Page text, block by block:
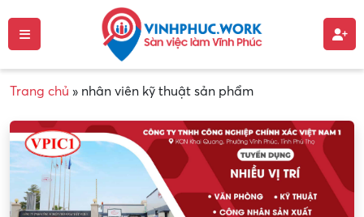
Trang chủ » nhân viên kỹ thuật sản phẩm